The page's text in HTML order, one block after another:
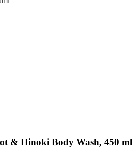
& Hinoki Body Wash, 450 ml